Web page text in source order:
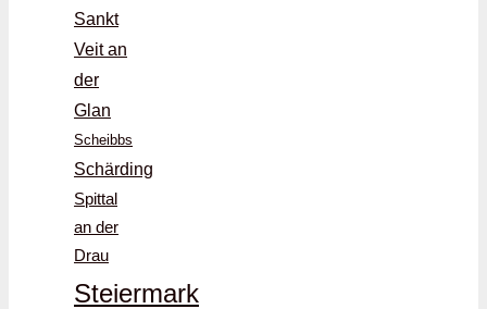
Sankt
Veit an
der
Glan
Scheibbs
Schärding
Spittal
an der
Drau
Steiermark